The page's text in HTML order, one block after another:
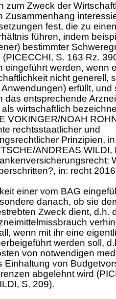
zum Zweck der
Zusammenhang
fest, die zu
führen, indem
bestimmter
S. 163 Rz.
eingeführt werden, wenn
nicht generell,
erfüllt,
das entsprechende
wirtschaftlich
VOKINGER/NOAH
rechtsstaatlicher und
Prinzipien,
ANDREAS WILDI,
in: recht
einer vom BAG
danach, ob sie
Zweck dient, d.h.
wenn mit ihr eine
werden soll,
von notwendigen
Einhaltung von
abgelehnt wird
S. 209).